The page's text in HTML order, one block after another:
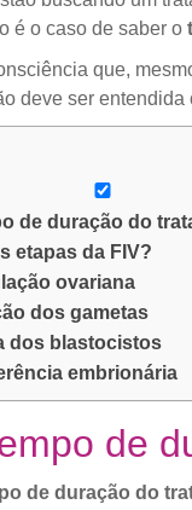
é o caso de saber o
que,
deve ser
de duração do
etapas da FIV?
ovariana
dos gametas
dos blastocistos
embrionária
de
de duração do